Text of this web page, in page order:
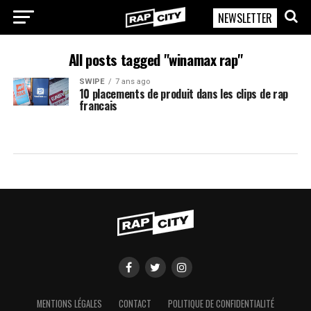
RapCity
NEWSLETTER
All posts tagged "winamax rap"
SWIPE 7 ans ago
10 placements de produit dans les clips de rap
francais
MENTIONS LÉGALES CONTACT POLITIQUE DE CONFIDENTIALITÉ